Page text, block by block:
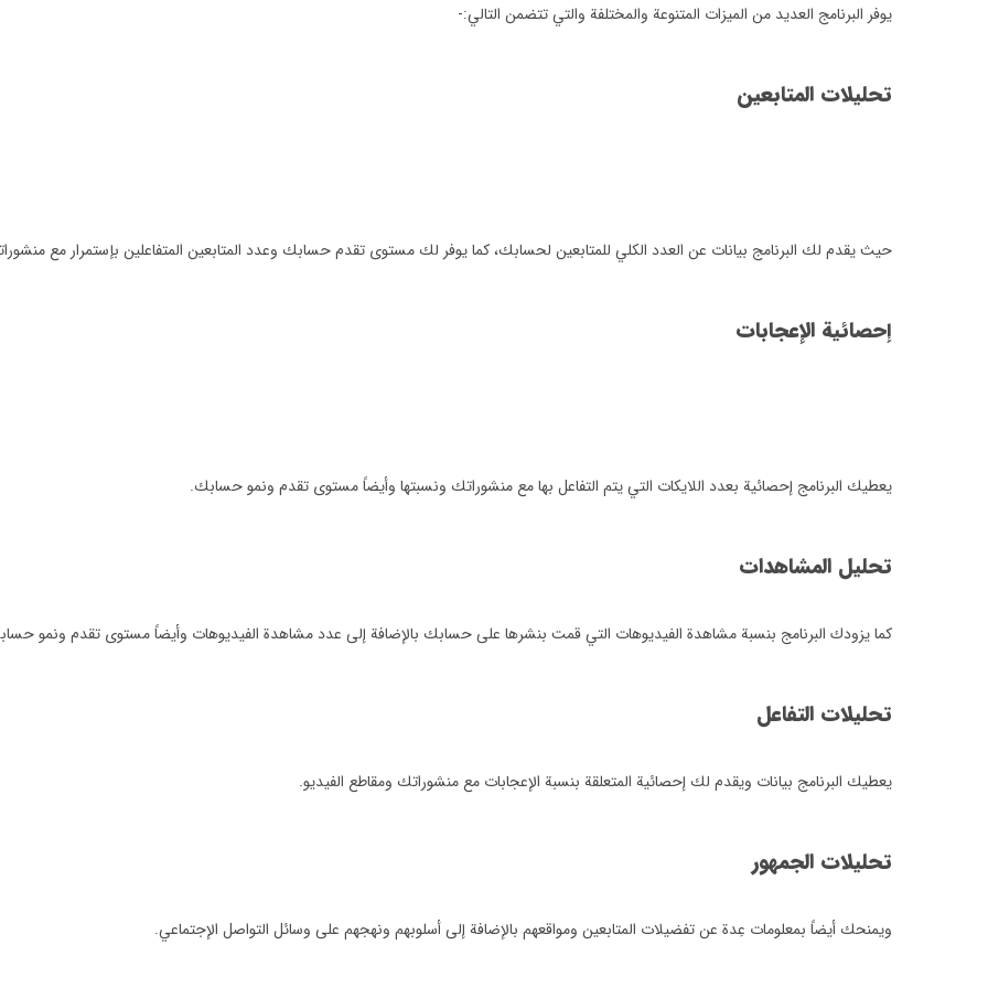
يوفر البرنامج العديد من الميزات المتنوعة والمختلفة والتي تتضمن التالي:-
تحليلات المتابعين
حيث يقدم لك البرنامج بيانات عن العدد الكلي للمتابعين لحسابك، كما يوفر لك مستوى تقدم حسابك وعدد المتابعين المتفاعلين بإستمرار مع
إحصائية الإعجابات
يعطيك البرنامج إحصائية بعدد اللايكات التي يتم التفاعل بها مع منشوراتك ونسبتها وأيضاً مستوى تقدم ونمو حسابك.
تحليل المشاهدات
كما يزودك البرنامج بنسبة مشاهدة الفيديوهات التي قمت بنشرها على حسابك بالإضافة إلى عدد مشاهدة الفيديوهات وأيضاً مستوى تقدم ونمو
تحليلات التفاعل
يعطيك البرنامج بيانات ويقدم لك إحصائية المتعلقة بنسبة الإعجابات مع منشوراتك ومقاطع الفيديو.
تحليلات الجمهور
ويمنحك أيضاً بمعلومات عِدة عن تفضيلات المتابعين ومواقعهم بالإضافة إلى أسلوبهم ونهجهم على وسائل التواصل الإجتماعي.